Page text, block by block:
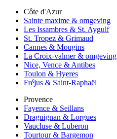
Côte d'Azur
Sainte maxime & omgeving
Les Issambres & St. Aygulf
St. Tropez & Grimaud
Cannes & Mougins
La Croix-valmer & omgeving
Nice, Vence & Antibes
Toulon & Hyeres
Fréjus & Saint-Raphaël
Provence
Fayence & Seillans
Draguignan & Lorgues
Vaucluse & Luberon
Tourtour & Bargemon